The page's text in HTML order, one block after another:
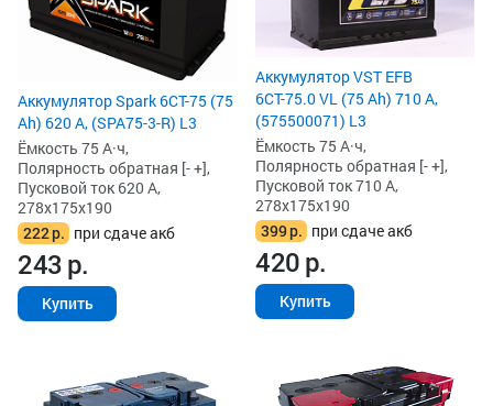
Аккумулятор Spark 6СТ-75 (75
Ah) 620 А, (SPA75-3-R) L3
Ёмкость 75 А·ч,
Полярность обратная [- +],
Пусковой ток 620 А,
278x175x190
222р. при сдаче акб
243р.
Купить
Аккумулятор VST EFB
6СТ-75.0 VL (75 Ah) 710 А,
(575500071) L3
Ёмкость 75 А·ч,
Полярность обратная [- +],
Пусковой ток 710 А,
278x175x190
399р. при сдаче акб
420р.
Купить